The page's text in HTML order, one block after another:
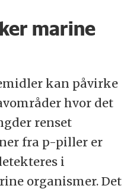
marine
kan påvirke
hvor det
renset
fra p-piller er
i
organismer. Det